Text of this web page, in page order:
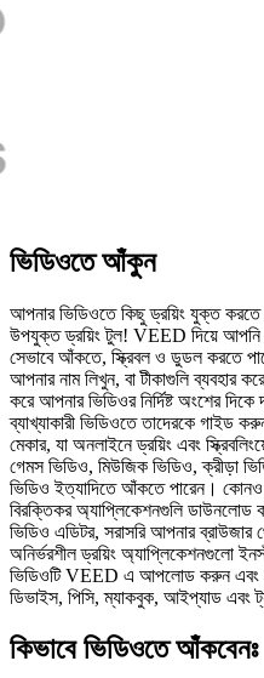
ভিডিওতে আঁকুন
আপনার ভিডিওতে কিছু ড্রয়িং যুক্ত
উপযুক্ত ড্রয়িং টুল! VEED দিয়ে আপনি
সেভাবে আঁকতে, স্ক্রিবল ও ডুডল করতে
আপনার নাম লিখুন, বা টীকাগুলি ব্যবহার
করে আপনার ভিডিওর নির্দিষ্ট অংশের
ব্যাখ্যাকারী ভিডিওতে তাদেরকে গাইড
মেকার, যা অনলাইনে ড্রয়িং এবং
গেমস ভিডিও, মিউজিক ভিডিও, ক্রীড়া
ভিডিও ইত্যাদিতে আঁকতে পারেন।
বিরক্তিকর অ্যাপ্লিকেশনগুলি
ভিডিও এডিটর, সরাসরি আপনার ব্রাউজার
অনির্ভরশীল ড্রয়িং অ্যাপ্লিকেশনগুলো
ভিডিওটি VEED এ আপলোড করুন এবং
ডিভাইস, পিসি, ম্যাকবুক, আইপ্যাড এবং
কিভাবে ভিডিওতে আঁকবেনঃ